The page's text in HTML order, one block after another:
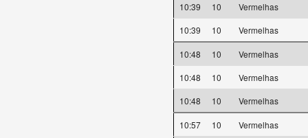
10:39
10
Vermelhas
10:39
10 Vermelhas
10:48 10
Vermelhas
10:48
10
Vermelhas
10:48
10 Vermelhas
10:57 10
Vermelhas